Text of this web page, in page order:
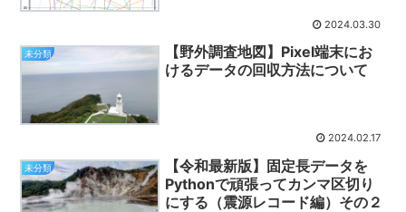
2024.03.30
未分類
【野外調査地図】Pixel端末にお
けるデータの回収方法について
2024.02.17
未分類
【令和最新版】固定長データを
Pythonで頑張ってカンマ区切り
にする（震源レコード編）その２